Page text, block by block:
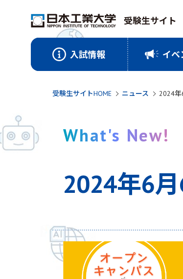
受験生サイト
入試情報 イベ
受験生サイトHOME ニュース 2024年
What's New!
2024年6